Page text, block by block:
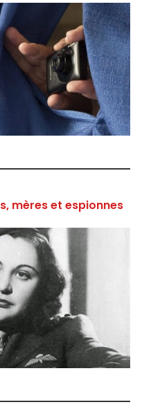
mères et espionnes